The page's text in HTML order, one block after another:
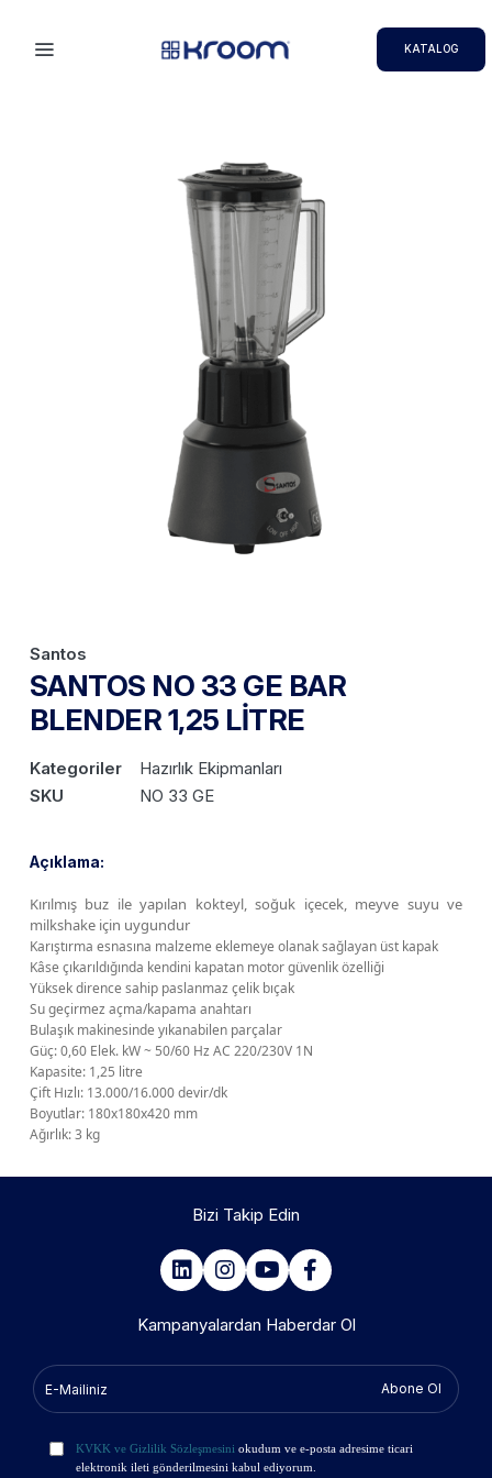
KATALOG
Santos
SANTOS NO 33 GE BAR
BLENDER 1,25 LİTRE
Kategoriler
Hazırlık Ekipmanları
SKU
NO 33 GE
Açıklama:
Kırılmış buz ile yapılan kokteyl, soğuk içecek, meyve suyu ve
milkshake için uygundur
Karıştırma esnasına malzeme eklemeye olanak sağlayan üst kapak
Kâse çıkarıldığında kendini kapatan motor güvenlik özelliği
Yüksek dirence sahip paslanmaz çelik bıçak
Su geçirmez açma/kapama anahtarı
Bulaşık makinesinde yıkanabilen parçalar
Güç: 0,60 Elek. kW ~ 50/60 Hz AC 220/230V 1N
Kapasite: 1,25 litre
Çift Hızlı: 13.000/16.000 devir/dk
Boyutlar: 180x180x420 mm
Ağırlık: 3 kg
Bizi Takip Edin
Kampanyalardan Haberdar Ol
Abone Ol
KVKK ve Gizlilik Sözleşmesini okudum ve e-posta adresime ticari
elektronik ileti gönderilmesini kabul ediyorum.